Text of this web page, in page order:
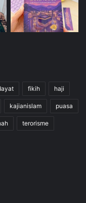
fikih haji
kajianislam puasa
terorisme